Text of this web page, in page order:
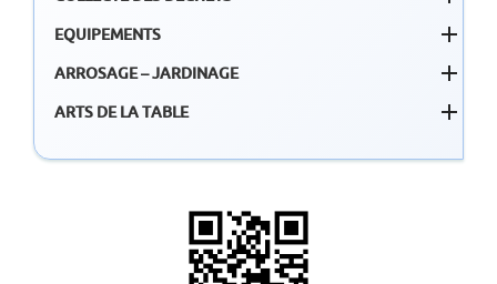
EQUIPEMENTS 
ARROSAGE – JARDINAGE 
ARTS DE LA TABLE 